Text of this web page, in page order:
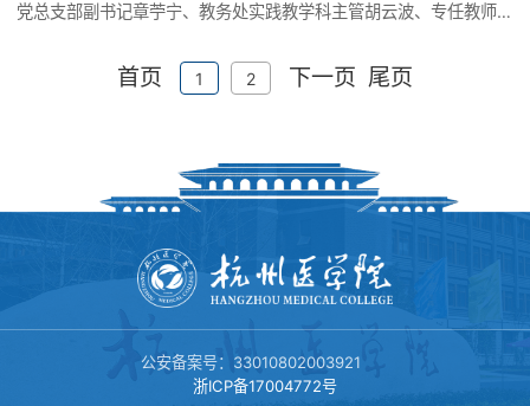
党总支部副书记章苧宁、教务处实践教学科主管胡云波、专任教师
对广西医科大学旗下两所顶尖附属医院开展了为期两天的深度走访
及教务部、康复医学科负责人予以热情接待。座谈会上，双方围绕
提升实习质量、完善教学反馈机制等议题深入交换意见。章苧宁重
对接临床前沿。院方则分享了“床边教学”、MDT案例教学及实习生
阶梯式培养的成熟经验。双方一致认为，临床实践教学是培养高素
质应用型康复人才的关键，未来需在校院协同设计课程、过程管理
与师资建设等方面深化合作。 次日走访：对接需求，共商人才精准
化培养路径 12月25日上午，工作组走访广西医科大学第二附属医
首页 1 2 下一页 尾页
公安备案号：33010802003921
浙ICP备17004772号